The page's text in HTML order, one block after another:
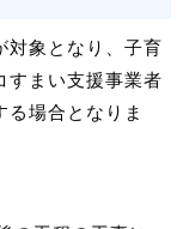
対象となり、子育
すまい支援事業者
る場合となりま